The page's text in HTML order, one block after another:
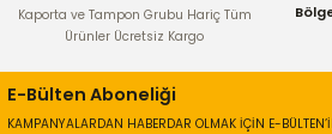
Kaporta ve Tampon Grubu Hariç Tüm
Ürünler Ücretsiz Kargo
E-Bülten Aboneliği
KAMPANYALARDAN HABERDAR OLMAK İÇİN E-